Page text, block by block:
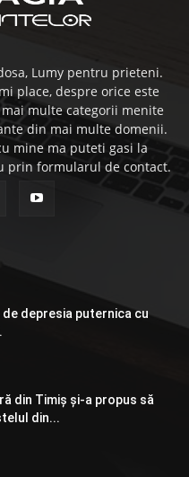
Lumy pentru prieteni.
place, despre orice este
multe categorii menite
din mai multe domenii.
mine ma puteti gasi la
prin formularul de contact.
de depresia puternica cu
din Timiș și-a propus să
din...